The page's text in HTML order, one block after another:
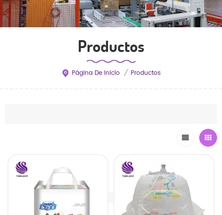
Productos
Página De Inicio / Productos